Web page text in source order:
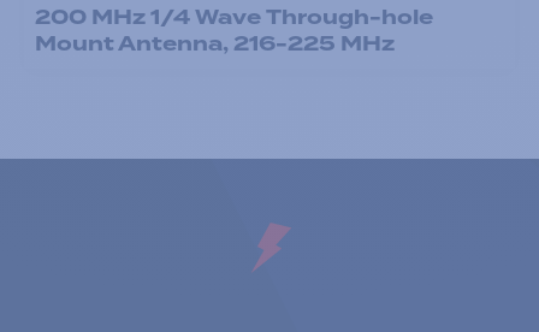
200 MHz 1/4 Wave Through-hole
Mount Antenna, 216-225 MHz